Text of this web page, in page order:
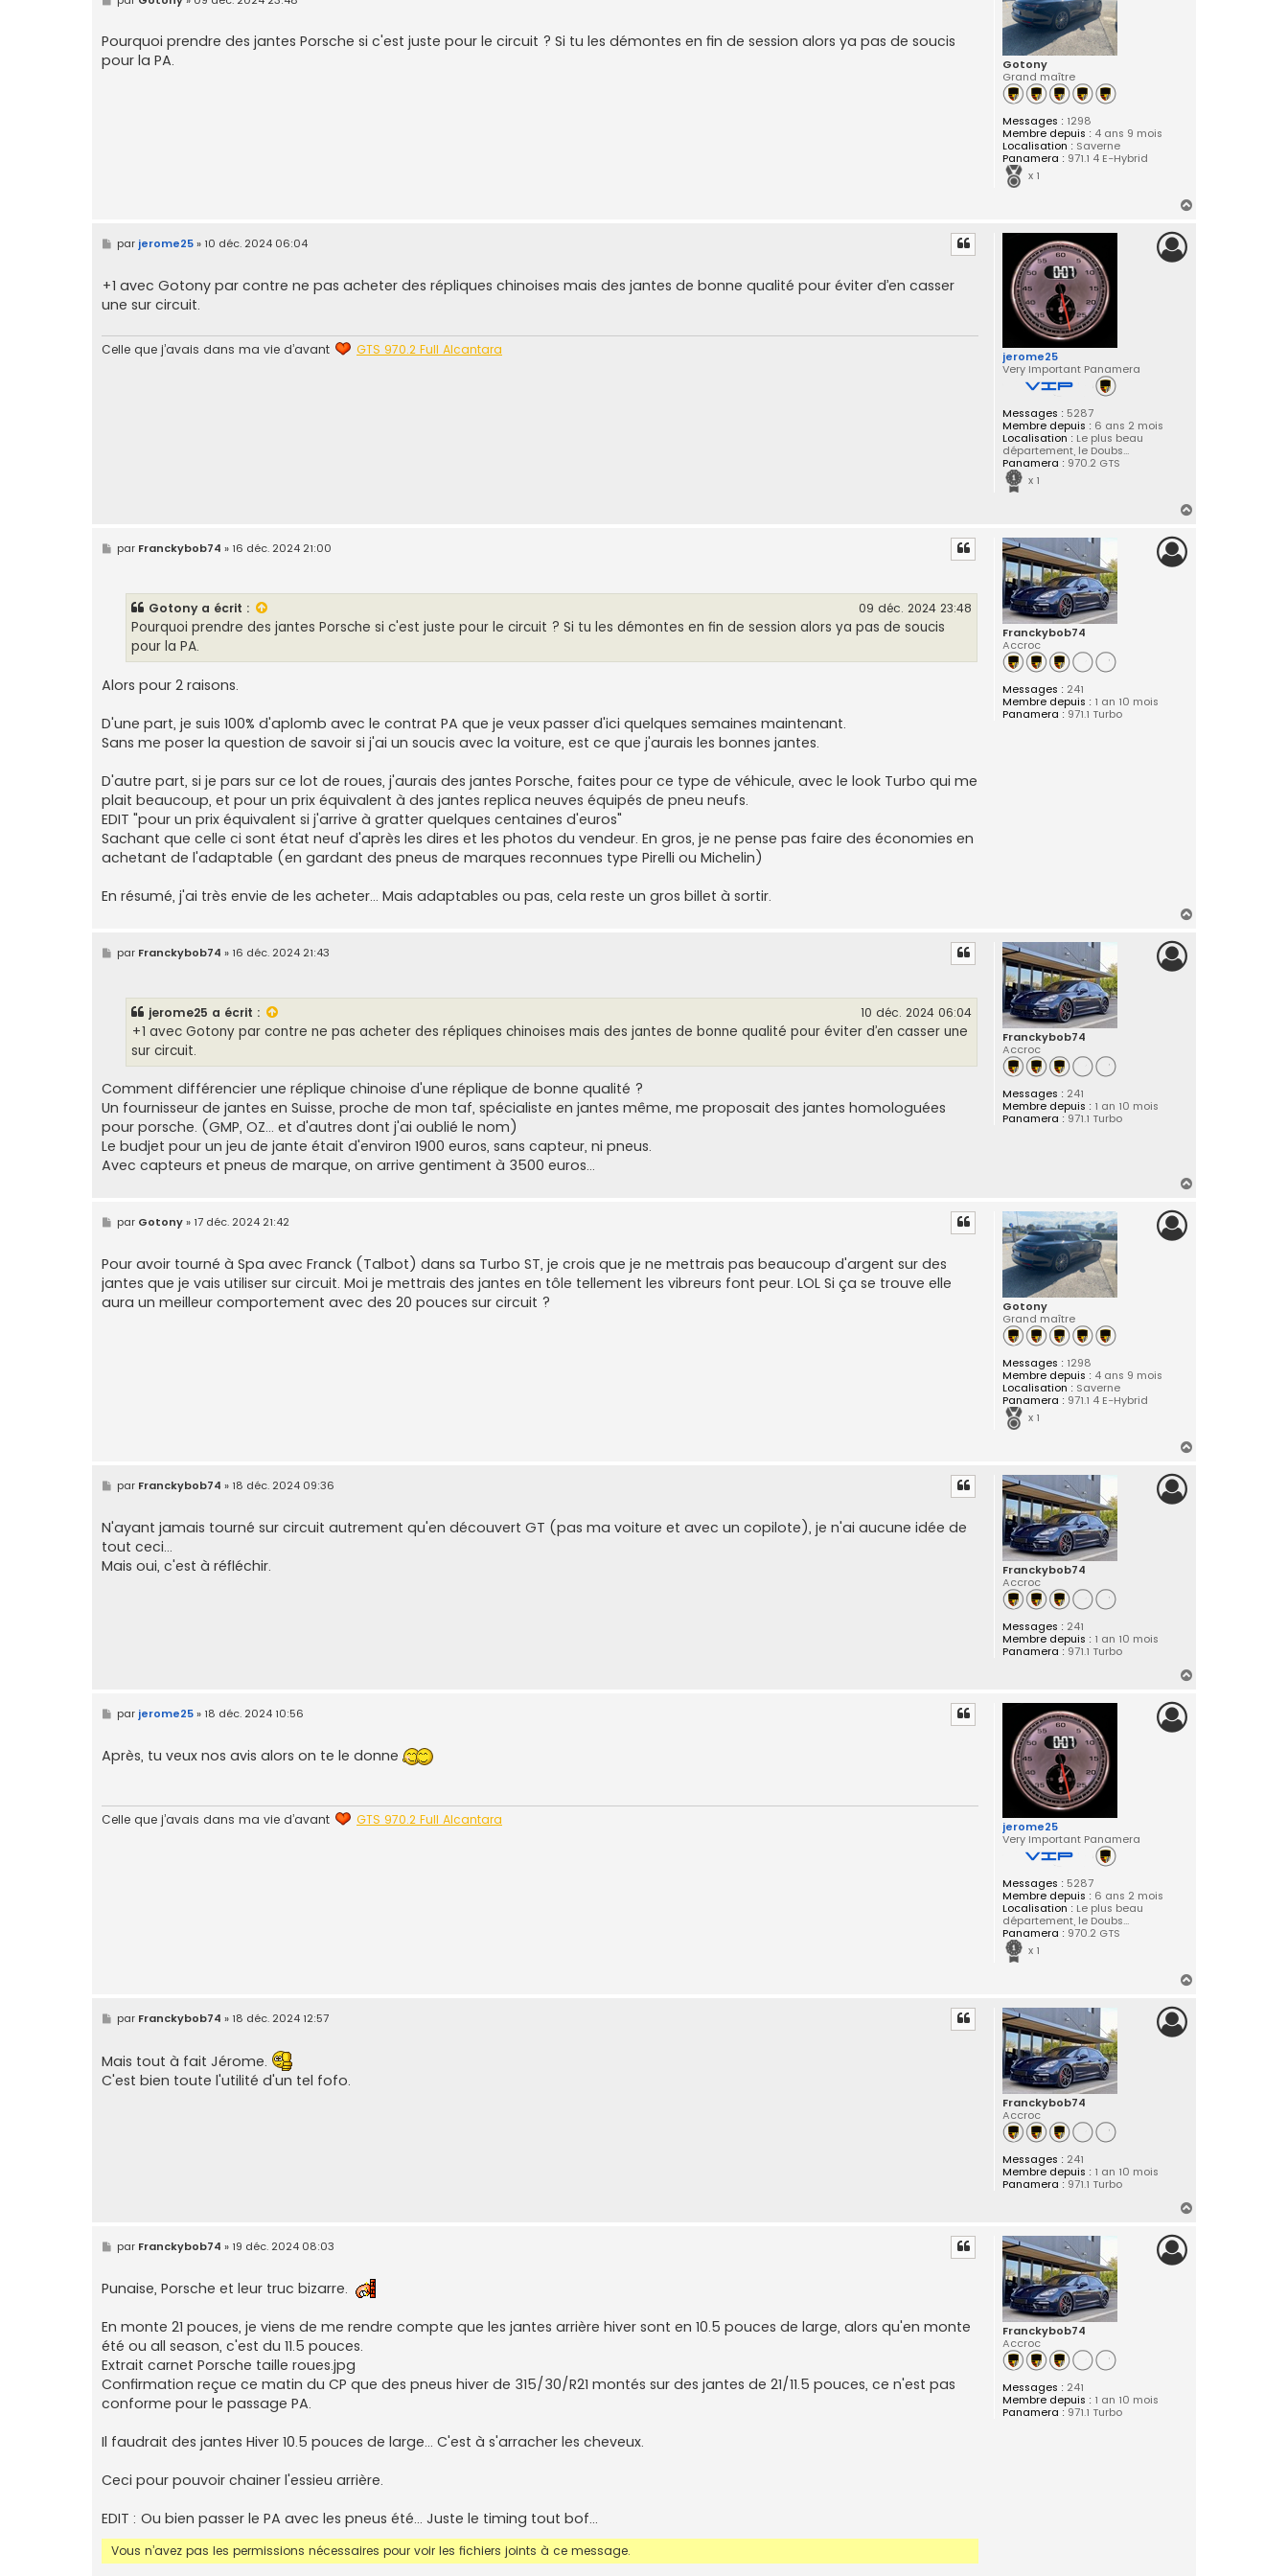
Gotony
Grand maître
Messages : 1298
Membre depuis : 4 ans 9 mois
Localisation : Saverne
Panamera : 971.1 4 E-Hybrid
x 1
e
s
a
g
Pourquoi prendre des jantes Porsche si c'est juste pour le circuit ? Si tu les démontes en fin de session alors ya pas de soucis
pour la PA.
jerome25
Very Important Panamera
Messages : 5287
Membre depuis : 6 ans 2 mois
Localisation : Le plus beau
département, le Doubs...
Panamera : 970.2 GTS
x 1
M
e
s
a
g
par jerome25» 10 déc. 2024 06:04
+1 avec Gotony par contre ne pas acheter des répliques chinoises mais des jantes de bonne qualité pour éviter d’en casser
une sur circuit.
Celle que j’avais dans ma vie d’avant GTS 970.2 Full Alcantara
Franckybob74
Accroc
Messages : 241
Membre depuis : 1 an 10 mois
Panamera : 971.1 Turbo
M
e
par Franckybob74 » 16 déc. 2024 21:00
Gotonya écrit : 09 déc. 2024 23:48
Pourquoi prendre des jantes Porsche si c'est juste pour le circuit ? Si tu les démontes en fin de session alors ya pas de soucis
pour la PA.
Alors pour 2 raisons.
D'une part, je suis 100% d'aplomb avec le contrat PA que je veux passer d'ici quelques semaines maintenant.
Sans me poser la question de savoir si j'ai un soucis avec la voiture, est ce que j'aurais les bonnes jantes.
D'autre part, si je pars sur ce lot de roues, j'aurais des jantes Porsche, faites pour ce type de véhicule, avec le look Turbo qui me
plait beaucoup, et pour un prix équivalent à des jantes replica neuves équipés de pneu neufs.
EDIT "pour un prix équivalent si j'arrive à gratter quelques centaines d'euros"
Sachant que celle ci sont état neuf d'après les dires et les photos du vendeur. En gros, je ne pense pas faire des économies en
achetant de l'adaptable (en gardant des pneus de marques reconnues type Pirelli ou Michelin)
En résumé, j'ai très envie de les acheter... Mais adaptables ou pas, cela reste un gros billet à sortir.
Franckybob74
Accroc
Messages : 241
Membre depuis : 1 an 10 mois
Panamera : 971.1 Turbo
M
e
par Franckybob74 » 16 déc. 2024 21:43
jerome25 a écrit : 10 déc. 2024 06:04
+1 avec Gotony par contre ne pas acheter des répliques chinoises mais des jantes de bonne qualité pour éviter d’en casser une
sur circuit.
Comment différencier une réplique chinoise d'une réplique de bonne qualité ?
Un fournisseur de jantes en Suisse, proche de mon taf, spécialiste en jantes même, me proposait des jantes homologuées
pour porsche. (GMP, OZ... et d'autres dont j'ai oublié le nom)
Le budjet pour un jeu de jante était d'environ 1900 euros, sans capteur, ni pneus.
Avec capteurs et pneus de marque, on arrive gentiment à 3500 euros...
Gotony
Grand maître
Messages : 1298
Membre depuis : 4 ans 9 mois
Localisation : Saverne
Panamera : 971.1 4 E-Hybrid
x 1
M
e
s
a
g
e
par Gotony» 17 déc. 2024 21:42
Pour avoir tourné à Spa avec Franck (Talbot) dans sa Turbo ST, je crois que je ne mettrais pas beaucoup d'argent sur des
jantes que je vais utiliser sur circuit. Moi je mettrais des jantes en tôle tellement les vibreurs font peur. LOL Si ça se trouve elle
aura un meilleur comportement avec des 20 pouces sur circuit ?
Franckybob74
Accroc
Messages : 241
Membre depuis : 1 an 10 mois
Panamera : 971.1 Turbo
M
e
s
a
g
e
par Franckybob74 » 18 déc. 2024 09:36
N'ayant jamais tourné sur circuit autrement qu'en découvert GT (pas ma voiture et avec un copilote), je n'ai aucune idée de
tout ceci...
Mais oui, c'est à réfléchir.
jerome25
Very Important Panamera
Messages : 5287
Membre depuis : 6 ans 2 mois
Localisation : Le plus beau
département, le Doubs...
Panamera : 970.2 GTS
x 1
M
e
s
a
par jerome25» 18 déc. 2024 10:56
Après, tu veux nos avis alors on te le donne
Celle que j’avais dans ma vie d’avant GTS 970.2 Full Alcantara
Franckybob74
Accroc
Messages : 241
Membre depuis : 1 an 10 mois
Panamera : 971.1 Turbo
M
e
s
a
g
par Franckybob74 » 18 déc. 2024 12:57
Mais tout à fait Jérome.
C'est bien toute l'utilité d'un tel fofo.
Franckybob74
Accroc
Messages : 241
Membre depuis : 1 an 10 mois
Panamera : 971.1 Turbo
M
e
s
a
e
par Franckybob74 » 19 déc. 2024 08:03
Punaise, Porsche et leur truc bizarre.
En monte 21 pouces, je viens de me rendre compte que les jantes arrière hiver sont en 10.5 pouces de large, alors qu'en monte
été ou all season, c'est du 11.5 pouces.
Extrait carnet Porsche taille roues.jpg
Confirmation reçue ce matin du CP que des pneus hiver de 315/30/R21 montés sur des jantes de 21/11.5 pouces, ce n'est pas
conforme pour le passage PA.
Il faudrait des jantes Hiver 10.5 pouces de large... C'est à s'arracher les cheveux.
Ceci pour pouvoir chainer l'essieu arrière.
EDIT : Ou bien passer le PA avec les pneus été... Juste le timing tout bof...
Vous n’avez pas les permissions nécessaires pour voir les fichiers joints à ce message.